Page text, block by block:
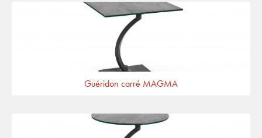
Guéridon carré MAGMA